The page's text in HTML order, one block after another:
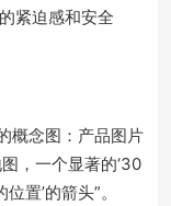
紧迫感和安全
概念图：产品图片
，一个显著的‘30
置’的箭头”。